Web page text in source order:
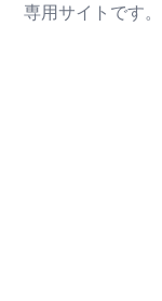
専用サイトです。